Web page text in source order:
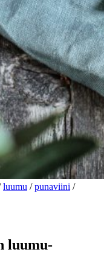
luumu /punaviini /
luumu-